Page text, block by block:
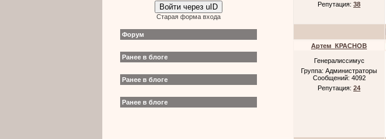
Войти через uID
Старая форма входа
Форум
Ранее в блоге
Ранее в блоге
Ранее в блоге
Репутация: 38
Артем_КРАСНОВ
Генералиссимус
Группа: Администраторы
Сообщений: 4092
Репутация: 24